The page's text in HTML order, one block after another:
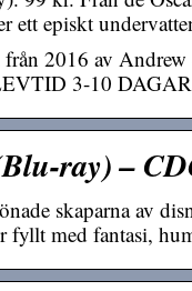
ett episkt
2016 av
3-10 DAGAR
ray) –
skaparna av
fyllt med fantasi,